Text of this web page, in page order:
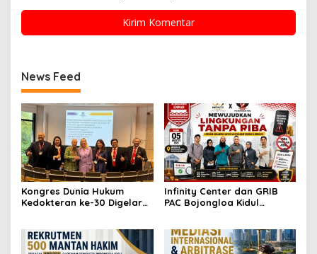
News Feed
Kongres Dunia Hukum
Kedokteran ke-30 Digelar
Kesehatan di Era AI dan
Teknologi
Infinity Center dan GRIB
PAC Bojongloa Kidul
Tanpa Riba